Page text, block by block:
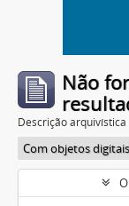
Não
Descrição arquivística
Com objetos digitais